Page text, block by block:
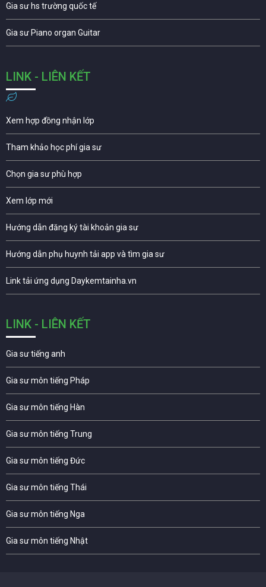
Gia sư hs trường quốc tế
Gia sư Piano organ Guitar
LINK - LIÊN KẾT
Xem hợp đồng nhận lớp
Tham khảo học phí gia sư
Chọn gia sư phù hợp
Xem lớp mới
Hướng dẫn đăng ký tài khoản gia sư
Hướng dẫn phụ huynh tải app và tìm gia sư
Link tải ứng dụng Daykemtainha.vn
LINK - LIÊN KẾT
Gia sư tiếng anh
Gia sư môn tiếng Pháp
Gia sư môn tiếng Hàn
Gia sư môn tiếng Trung
Gia sư môn tiếng Đức
Gia sư môn tiếng Thái
Gia sư môn tiếng Nga
Gia sư môn tiếng Nhật